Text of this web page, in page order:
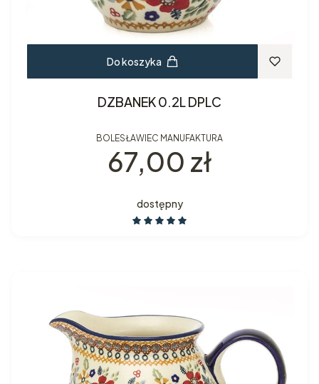
Do koszyka
DZBANEK 0.2L DPLC
BOLESŁAWIEC MANUFAKTURA
Cena
67,00 zł
dostępny